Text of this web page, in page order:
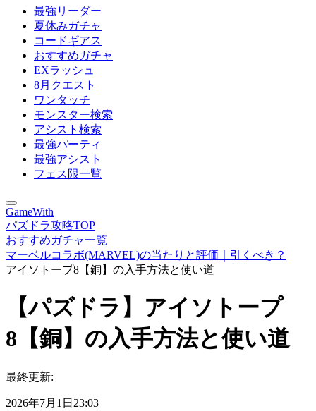
最強リーダー
夏休みガチャ
コードギアス
おすすめガチャ
EXラッシュ
8月クエスト
ワンタッチ
モンスター検索
アシスト検索
最強パーティ
最強アシスト
フェス限一覧
GameWith
パズドラ攻略TOP
おすすめガチャ一覧
マーベルコラボ(MARVEL)の当たりと評価｜引くべき？
アイソトープ8【銅】の入手方法と使い道
【パズドラ】アイソトープ
8【銅】の入手方法と使い道
最終更新:
2026年7月1日23:03